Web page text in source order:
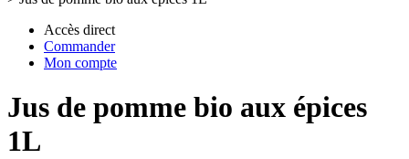
Accès direct
Commander
Mon compte
Jus de pomme bio aux épices
1L